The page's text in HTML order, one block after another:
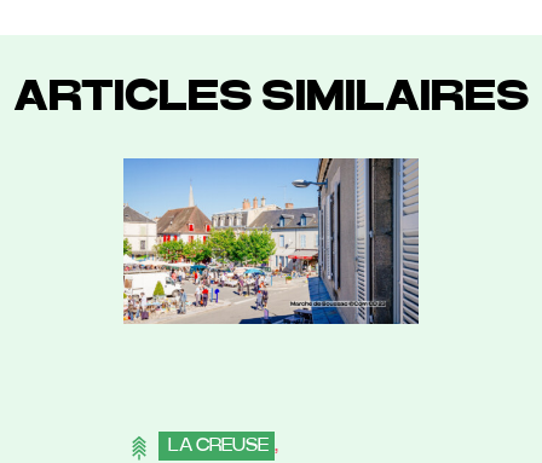
ARTICLES SIMILAIRES
LA CREUSE ,